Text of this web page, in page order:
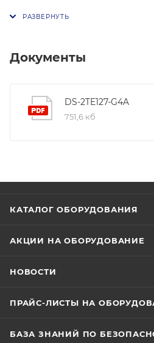
Потребляемая мощность: DC
Установка: Установка на
на штатив с креплением 2-1/
Документы
DS-2TE127-G4A
751,6 кб
КАТАЛОГ ОБОРУДОВАНИЯ
АКЦИИ НА ОБОРУДОВАНИЕ
НОВОСТИ
ПРАЙС-ЛИСТЫ НА
БАЗА ЗНАНИЙ ПО